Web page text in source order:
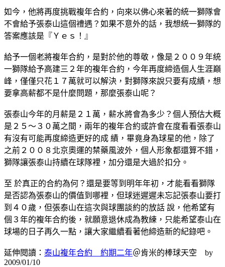
如今，他將再度挑戰複年合約，向來以佛心來著的統一獅隊會
不會給予張泰山這個禮遇？如果不意外的話，我想統一獅隊的
答案應該是『Ｙｅｓ！』
給予一個老將複年合約，是對於他的尊敬，像是２００９年統
一獅隊給予高建三２年的複年合約，今年再度締造個人生涯巔
峰，僅僅只花１７萬就可以解決，對獅隊來說只要有成績，想
要拿高薪都不是什麼問題，那麼張泰山呢？
張泰山今年的月薪是２１萬，薪水將會為多少？個人預估大概
是２５～３０萬之間，兩年的複年合約或許會在度看看張泰山
有沒有可能再度締造更好的成 績，畢竟身為球星的他，除了
之前２００８北京奧運的禁藥風波外，個人形象都還算不錯，
獅隊讓張泰山持續在球隊裡，加分還是大過於扣分。
至 於真正的合約為何？還是要等到明年年初，才能看看獅隊
是否認為張泰山的價值到哪裡，但球迷遲遲未忘記張泰山要打
到４０歲，但張泰山在這次與球團談約的放話 說，他希望有
個３年的複年合約後，就願意退休成為教練，只能希望泰山在
球場的日子再久一點，讓大家繼續看著他締造新的紀錄吧。
延伸閱讀： 泰山複年合約 約期二年＠肯米的棒球天空 by
2009/01/10